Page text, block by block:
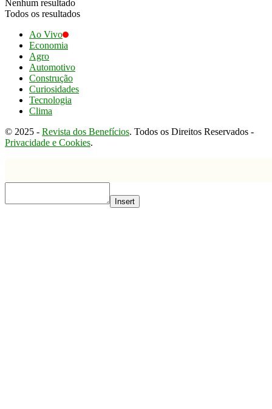
Nenhum resultado
Todos os resultados
Ao Vivo
Economia
Agro
Automotivo
Construção
Curiosidades
Tecnologia
Clima
© 2025 - Revista dos Benefícios. Todos os Direitos Reservados -
Privacidade e Cookies.
Insert